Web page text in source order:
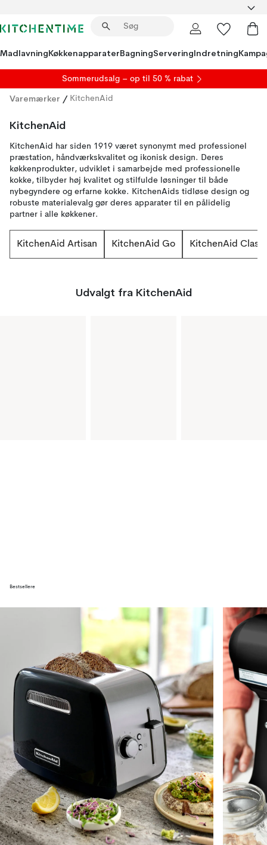
MadlavningKøkkenapparaterBagningServeringIndretning
Sommerudsalg – op til 50 % rabat
Varemærker / KitchenAid
KitchenAid
KitchenAid har siden 1919 været synonymt med professionel
præstation, håndværkskvalitet og ikonisk design. Deres
køkkenprodukter, udviklet i samarbejde med professionelle
kokke, tilbyder høj kvalitet og stilfulde løsninger til både
nybegyndere og erfarne kokke. KitchenAids tidløse design og
robuste materialevalg gør deres apparater til en pålidelig
partner i alle køkkener.
KitchenAid Artisan KitchenAid Go KitchenAid
Udvalgt fra KitchenAid
Bestsellere